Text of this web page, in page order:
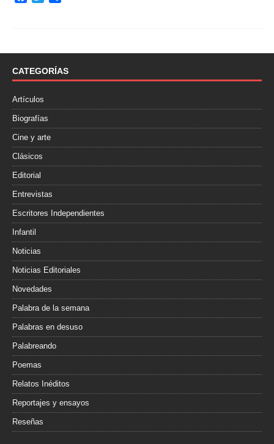
o
k
r
t
i
CATEGORÍAS
Artículos
Biografías
Cine y arte
Clásicos
Editorial
Entrevistas
Escritores Independientes
Infantil
Noticias
Noticias Editoriales
Novedades
Palabra de la semana
Palabras en desuso
Palabreando
Poemas
Relatos Inéditos
Reportajes y ensayos
Reseñas